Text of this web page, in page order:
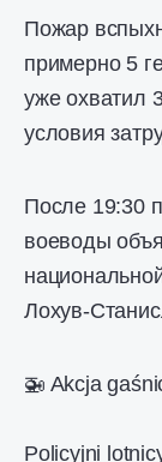
Пожар
примерно 5
уже охватил
условия
После 19:30
воеводы
Лохув-
🚁 Akcja
Policyjni